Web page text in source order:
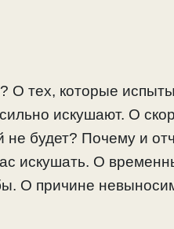
О тех, которые
искушают. О
не будет? Почему и
искушать. О
О причине